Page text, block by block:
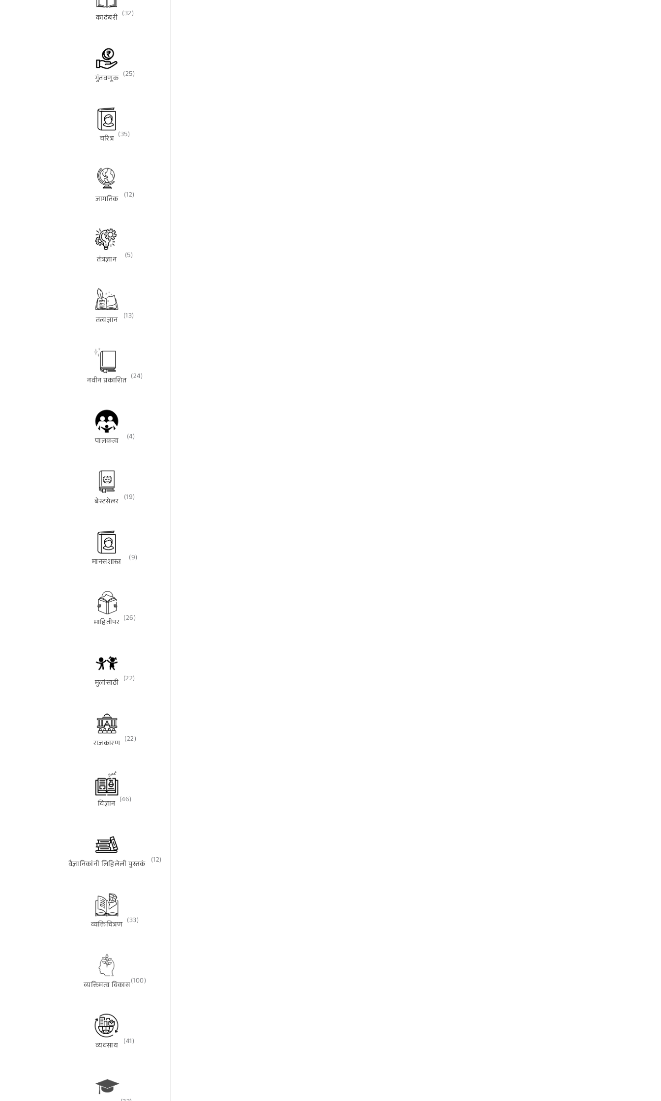
कादंबरी (32)
गुंतवणूक (25)
चरित्र (35)
जागतिक (12)
तंत्रज्ञान (5)
तत्वज्ञान (13)
नवीन प्रकाशित (24)
पालकत्व (4)
बेस्टसेलर (19)
मानसशास्त्र (9)
माहितीपर (26)
मुलांसाठी (22)
राजकारण (22)
विज्ञान (46)
वैज्ञानिकांनी लिहिलेली पुस्तकं (12)
व्यक्तिचित्रण (33)
व्यक्तिमत्व विकास(100)
व्यवसाय (41)